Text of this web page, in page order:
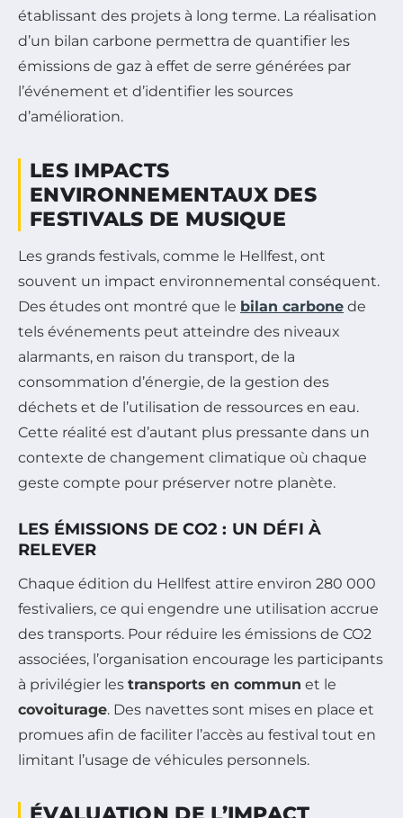
établissant des projets à long terme. La réalisation
d’un bilan carbone permettra de quantifier les
émissions de gaz à effet de serre générées par
l’événement et d’identifier les sources
d’amélioration.
LES IMPACTS
ENVIRONNEMENTAUX DES
FESTIVALS DE MUSIQUE
Les grands festivals, comme le Hellfest, ont
souvent un impact environnemental conséquent.
Des études ont montré que le bilan carbone de
tels événements peut atteindre des niveaux
alarmants, en raison du transport, de la
consommation d’énergie, de la gestion des
déchets et de l’utilisation de ressources en eau.
Cette réalité est d’autant plus pressante dans un
contexte de changement climatique où chaque
geste compte pour préserver notre planète.
LES ÉMISSIONS DE CO2 : UN DÉFI À
RELEVER
Chaque édition du Hellfest attire environ 280 000
festivaliers, ce qui engendre une utilisation accrue
des transports. Pour réduire les émissions de CO2
associées, l’organisation encourage les participants
à privilégier les transports en commun et le
covoiturage. Des navettes sont mises en place et
promues afin de faciliter l’accès au festival tout en
limitant l’usage de véhicules personnels.